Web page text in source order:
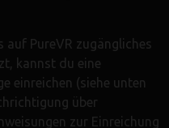
PureVR zugängliches
kannst du eine
einreichen (siehe unten
über
zur Einreichung